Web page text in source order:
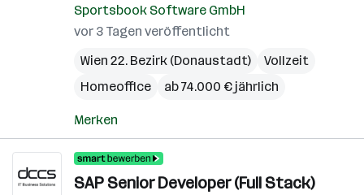
Sportsbook Software GmbH
vor 3 Tagen veröffentlicht
Wien 22. Bezirk (Donaustadt)
Vollzeit
Homeoffice
ab 74.000 € jährlich
Merken
SAP Senior Developer (Full Stack)